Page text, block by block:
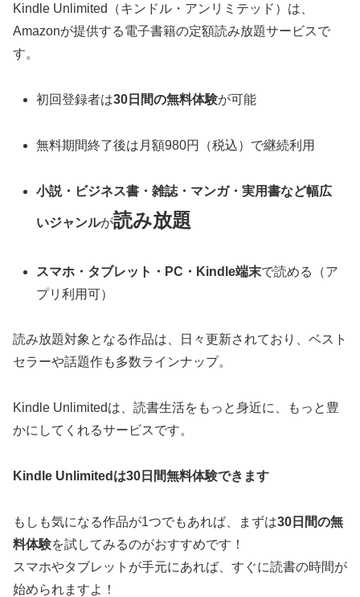
Kindle Unlimited（キンドル・アンリミテッド）は、
Amazonが提供する電子書籍の定額読み放題サービスで
す。
初回登録者は30日間の無料体験が可能
無料期間終了後は月額980円（税込）で継続利用
小説・ビジネス書・雑誌・マンガ・実用書など幅広
いジャンルが読み放題
スマホ・タブレット・PC・Kindle端末で読める（ア
プリ利用可）
読み放題対象となる作品は、日々更新されており、ベスト
セラーや話題作も多数ラインナップ。
Kindle Unlimitedは、読書生活をもっと身近に、もっと豊
かにしてくれるサービスです。
Kindle Unlimitedは30日間無料体験できます
もしも気になる作品が1つでもあれば、まずは30日間の無
料体験を試してみるのがおすすめです！
スマホやタブレットが手元にあれば、すぐに読書の時間が
始められますよ！